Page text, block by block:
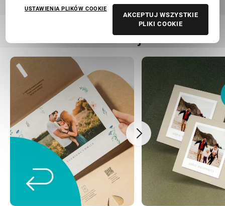
Nasza troska to Twoja beztroska
USTAWIENIA PLIKÓW COOKIE
AKCEPTUJ WSZYSTKIE
PLIKI COOKIE